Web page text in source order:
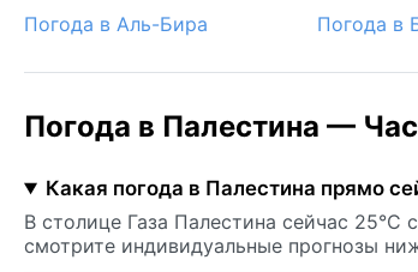
Погода в Аль-Бира
Погода в
Погода в Палестина —
Какая погода в Палестина прямо
В столице Газа Палестина сейчас
смотрите индивидуальные прогнозы